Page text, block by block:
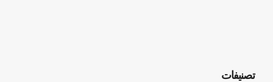
تصنيفات